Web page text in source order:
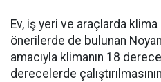
Ev, iş yeri ve araçlarda klima
önerilerde de bulunan
amacıyla klimanın 18
derecelerde